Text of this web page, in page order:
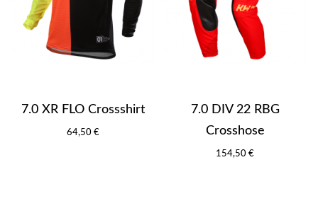
7.0 XR FLO Crossshirt
64,50 €
7.0 DIV 22 RBG
Crosshose
154,50 €